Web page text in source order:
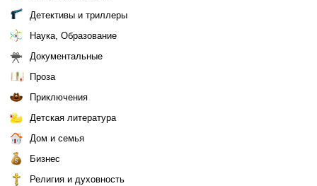
Детективы и триллеры
Наука, Образование
Документальные
Проза
Приключения
Детская литература
Дом и семья
Бизнес
Религия и духовность